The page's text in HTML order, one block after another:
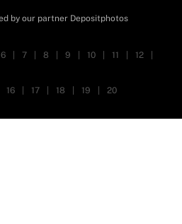
by our partner Depositphotos
6 7 8 9 10 11 12
16 17 18 19 20